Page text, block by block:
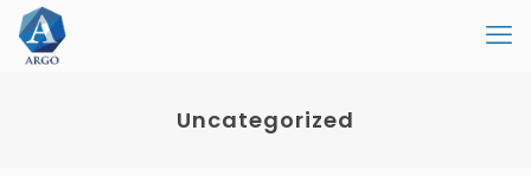
Uncategorized